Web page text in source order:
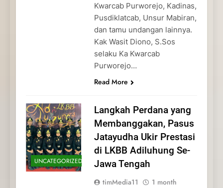
Kwarcab Purworejo, Kadinas,
Pusdiklatcab, Unsur Mabiran,
dan tamu undangan lainnya.
Kak Wasit Diono, S.Sos
selaku Ka Kwarcab
Purworejo…
Read More
UNCATEGORIZED
Langkah Perdana yang
Membanggakan, Pasus
Jatayudha Ukir Prestasi
di LKBB Adiluhung Se-
Jawa Tengah
timMedia11
1 month